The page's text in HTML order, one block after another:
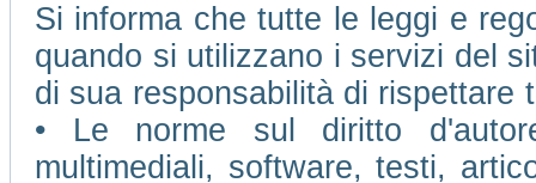
Si informa che tutte le leggi e
quando si utilizzano i servizi del
di sua responsabilità di rispettare
• Le norme sul diritto
multimediali, software, testi,